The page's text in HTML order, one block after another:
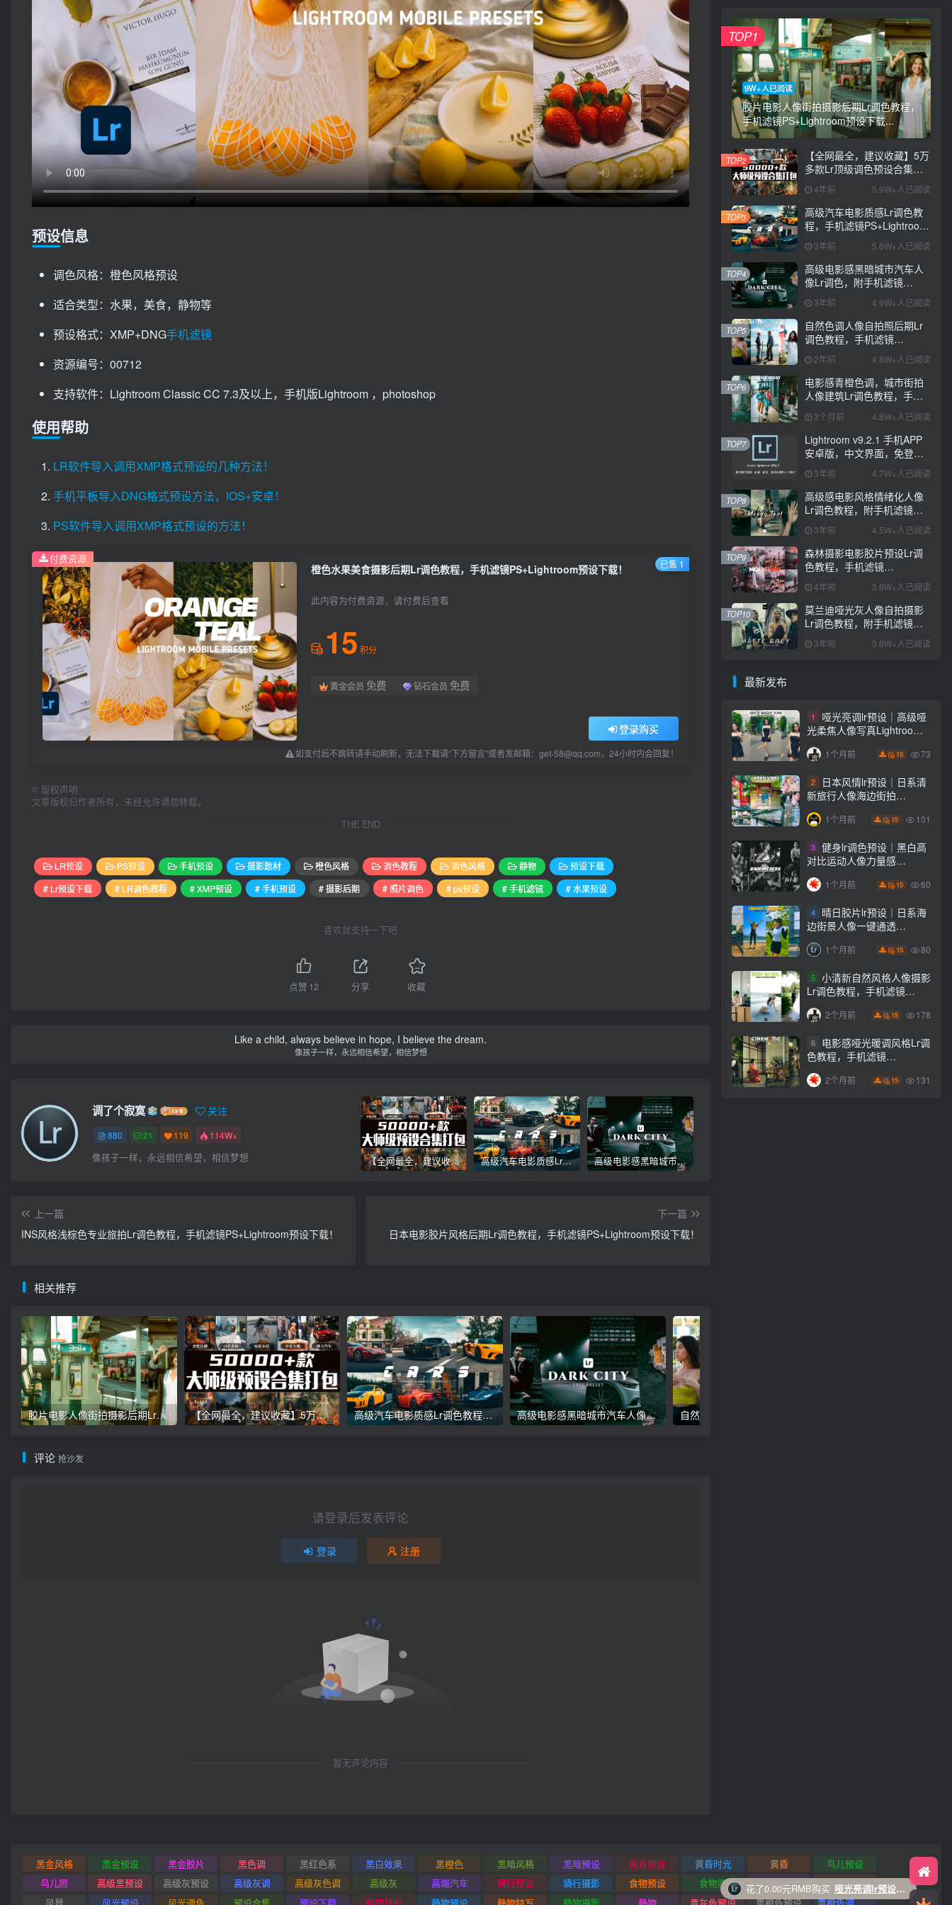
预设信息
调色风格：橙色风格预设
适合类型：水果，美食，静物等
预设格式：XMP+DNG手机滤镜
资源编号：00712
支持软件：Lightroom Classic CC 7.3及以上，手机版Lightroom ，photoshop
使用帮助
LR软件导入调用XMP格式预设的几种方法！
手机平板导入DNG格式预设方法，IOS+安卓！
PS软件导入调用XMP格式预设的方法！
橙色水果美食摄影后期Lr调色教程，手机滤镜PS+Lightroom预设下载！
此内容为付费资源，请付费后查看
15 积分
黄金会员 免费 钻石会员 免费
登录购买
如支付后不跳转请手动刷新，无法下载请“下方留言”或者发邮箱：get-58@qq.com，24小时内会回复！
付费资源 已售 1
© 版权声明
文章版权归作者所有，未经允许请勿转载。
THE END
LR预设 PS预设 手机预设 摄影题材 橙色风格 调色教程 调色风格 静物
预设下载
# Lr预设下载
# LR调色教程 # XMP预设 # 手机预设 # 摄影后期 # 照片调色 # ps预设 # 手机滤镜 # 水果预设
喜欢就支持一下吧
点赞 12 分享 收藏
Like a child, always believe in hope, I believe the dream.
像孩子一样，永远相信希望，相信梦想
调了个寂寞 关注
880 21 119 114W+
像孩子一样，永远相信希望，相信梦想 【全网最全，建议收藏】5万多款Lr顶级调色预设合集，精心整理，分类清晰，摄影师调色师必备素材，够用一辈子！ 高级汽车电影质感Lr调色教程，手机滤镜PS+Lightroom预设下载！ 高级电影感黑暗城市汽车人像Lr调色，附手机滤镜PS+Lightroom预设下载！
上一篇
INS风格浅棕色专业旅拍Lr调色教程，手机滤镜PS+Lightroom预设下载！
下一篇
日本电影胶片风格后期Lr调色教程，手机滤镜PS+Lightroom预设下载！
相关推荐
胶片电影人像街拍摄影后期Lr调色教程，手机滤镜PS+Lightroom预设下载！ 【全网最全，建议收藏】5万多款Lr顶级调色预设合集，精心整理，分类清晰，摄影师调色师必备素材，够用一辈子！ 高级汽车电影质感Lr调色教程，手机滤镜PS+Lightroom预设下载！ 高级电影感黑暗城市汽车人像Lr调色，附手机滤镜PS+Lightroom预设下载！
评论 抢沙发
请登录后发表评论
登录 注册
暂无评论内容
9W+人已阅读
胶片电影人像街拍摄影后期Lr调色教程，
手机滤镜PS+Lightroom预设下载...
TOP1
【全网最全，建议收藏】5万
多款Lr顶级调色预设合集，
精心整理，分类清晰，摄影
师调色师必备素材，够用一
辈子！
4年前 5.9W+人已阅读
TOP2
高级汽车电影质感Lr调色教
程，手机滤镜PS+Lightroom
预设下载！
3年前 5.6W+人已阅读
TOP3
高级电影感黑暗城市汽车人
像Lr调色，附手机滤镜
PS+Lightroom预设下载！
3年前 4.9W+人已阅读
TOP4
自然色调人像自拍照后期Lr
调色教程，手机滤镜
PS+Lightroom预设下载！
2年前 4.8W+人已阅读
TOP5
电影感青橙色调，城市街拍
人像建筑Lr调色教程，手机
滤镜PS+Lightroom预设下
载！3个月前 4.8W+人已阅读
TOP6
Lightroom v9.2.1 手机APP
安卓版，中文界面，免登录
直接激活破解版！
3年前 4.7W+人已阅读
TOP7
高级感电影风格情绪化人像
Lr调色教程，附手机滤镜
PS+Lightroom预设下载！
3年前 4.5W+人已阅读
TOP8
森林摄影电影胶片预设Lr调
色教程，手机滤镜
Lightroom+Ps预设下载！
4年前 3.6W+人已阅读
TOP9
莫兰迪哑光灰人像自拍摄影
Lr调色教程，附手机滤镜
PS+Lightroom预设下载！
3年前 3.6W+人已阅读
TOP10
最新发布
1
哑光亮调lr预设｜高级哑
光柔焦人像写真Lightroom
下载lr调色风格
1个月前 15 73
2
日本风情lr预设｜日系清
新旅行人像海边街拍
Lightroom下载lr调色风格
1个月前 15 101
3 健身lr调色预设｜黑白高
对比运动人像力量感
Lightroom下载lr预设风格
1个月前 15 60
4
晴日胶片lr预设｜日系海
边街景人像一键通透
Lightroom下载lr调色风格
1个月前 15 80
5 小清新自然风格人像摄影
Lr调色教程，手机滤镜
PS+Lightroom预设下载！
2个月前 15 178
6
电影感哑光暖调风格Lr调
色教程，手机滤镜
PS+Lightroom预设下载！
2个月前 15 131
黑金风格 黑金预设 黑金胶片 黑色调 黑红色系 黑白效果 黑橙色 黑暗风格 黑暗预设 黄昏预设 黄昏时光 黄昏
鸟儿预设
鸟儿照
高级黑预设 高级灰预设 高级灰调 高级灰色调 高级灰 高端汽车 骑行预设 骑行摄影 食物预设 食物照 风景预设
风景照
豪爽地拿出30.00元RMB买下 VIP会员 大佬威武